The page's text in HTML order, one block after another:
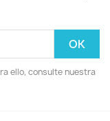
ello, consulte nuestra